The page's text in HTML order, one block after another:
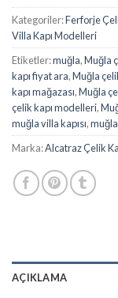
Kategoriler:Ferforje
Villa Kapı Modelleri
Etiketler:muğla,Muğla
kapı fiyat ara,Muğla
kapı mağazası,Muğla
çelik kapı modelleri,
muğla villa kapısı,muğla
Marka:Alcatraz Çelik
AÇIKLAMA